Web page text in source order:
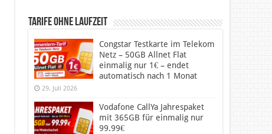
Tarife ohne Laufzeit
Congstar Testkarte im Telekom
Netz – 50GB Allnet Flat
einmalig nur 1€ – endet
automatisch nach 1 Monat
29. Juli 2026
Vodafone CallYa Jahrespaket
mit 365GB für einmalig nur
99.99€